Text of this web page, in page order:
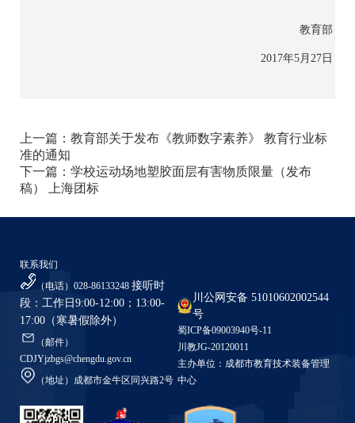
教育部
2017年5月27日
上一篇： 教育部关于发布《教师数字素养》 教育行业标
准的通知
下一篇： 学校运动场地塑胶面层有害物质限量（发布
稿） 上海团标
联系我们
（电话）028-86133248 接听时
段：工作日9:00-12:00；13:00-
17:00（寒暑假除外）
（邮件）
CDJYjzbgs@chengdu.gov.cn
（地址）成都市金牛区同兴路2号
川公网安备 51010602002544
号
蜀ICP备09003940号-11
川教JG-20120011
主办单位：成都市教育技术装备管理
中心